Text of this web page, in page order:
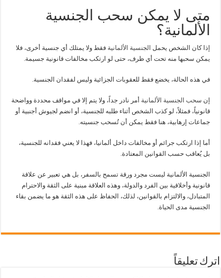
متى لا يمكن سحب الجنسية
الألمانية؟
إذا كان الشخص يحمل الجنسية الألمانية فقط ولا يمتلك أي جنسية أخرى، فلا
يمكن سحبها منه تحت أي ظرف، حتى لو ارتكب مخالفات قانونية جسيمة.
في هذه الحالة، يخضع فقط للعقوبات الجزائية وليس لفقدان الجنسية.
إن سحب الجنسية الألمانية أمر نادر جداً، ولا يتم إلا في مواقف محددة وواضحة
قانونياً، فمثلاً، لو كذب الشخص أثناء طلبه للجنسية، أو انضم لجيوش أجنبية أو
جماعات إرهابية، هنا فقط يمكن أن تُسحب جنسيته.
أما إذا ارتكب جرائم أو مخالفات داخل ألمانيا، فهذا لا يعني فقدانه للجنسية،
بل يُعاقب حسب القوانين المعتادة.
الجنسية الألمانية ليست مجرد ورقة تسمح بالسفر، بل هي تعبير عن علاقة
قانونية وأخلاقية بين الفرد والدولة، وهذه العلاقة مبنية على الثقة والاحترام
المتبادل، والالتزام بالقوانين، لذلك، الحفاظ على هذه الثقة هو ما يضمن بقاء
الجنسية مدى الحياة.
اترك تعليقاً